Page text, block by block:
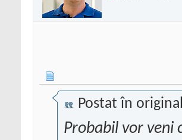
Postat în
Probabil vor veni